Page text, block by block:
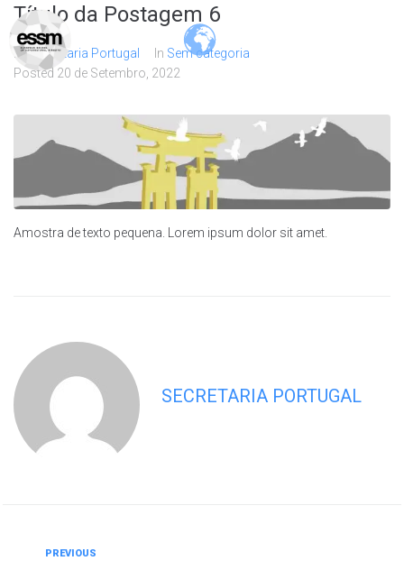
Título da Postagem 6
BySecretaria Portugal In Sem categoria
Posted 20 de Setembro, 2022
Amostra de texto pequena. Lorem ipsum dolor sit amet.
SECRETARIA PORTUGAL
PREVIOUS